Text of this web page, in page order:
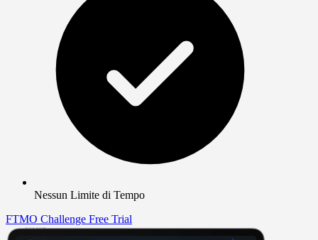
Nessun Limite di Tempo
FTMO Challenge Free Trial